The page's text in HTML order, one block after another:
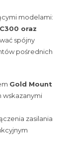
modelami:
oraz
spójny
pośrednich
Gold Mount
wskazanymi
zasilania